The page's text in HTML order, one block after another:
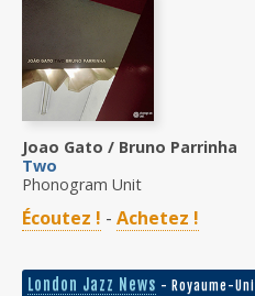
Joao Gato / Bruno Parrinha
Two
Phonogram Unit
Écoutez ! - Achetez !
London Jazz News - Royaume-Uni